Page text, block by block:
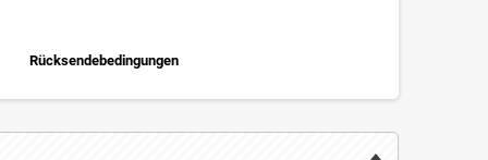
Rücksendebedingungen